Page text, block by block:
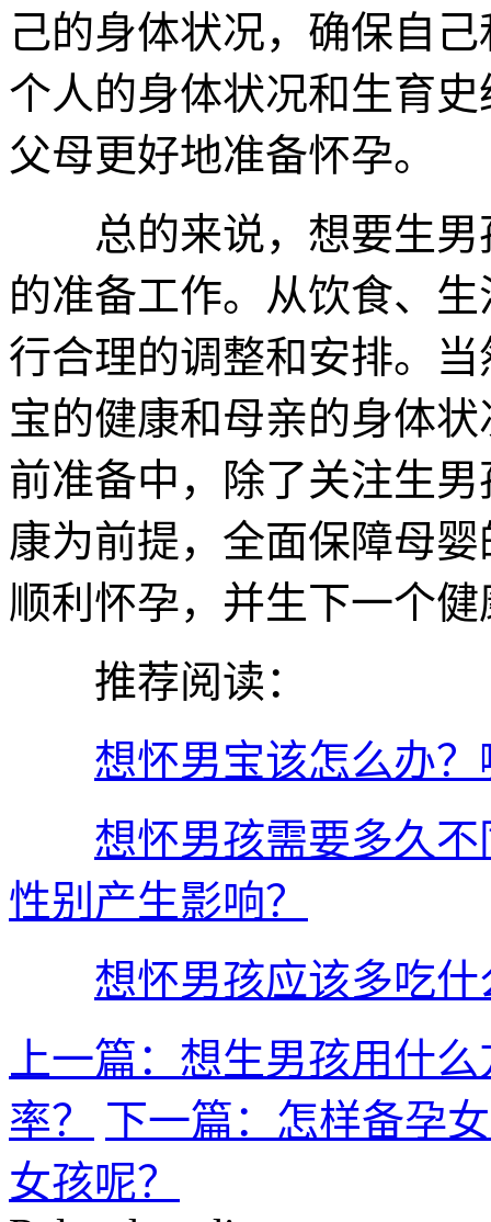
己的身体状况，确保自
个人的身体状况和生育
父母更好地准备怀孕。
总的来说，想要生男
的准备工作。从饮食、
行合理的调整和安排。
宝的健康和母亲的身体
前准备中，除了关注生
康为前提，全面保障母
顺利怀孕，并生下一个
推荐阅读：
想怀男宝该怎么办
想怀男孩需要多久
性别产生影响？
想怀男孩应该多吃
上一篇：想生男孩用什
率？
下一篇：怎样备孕
女孩呢？